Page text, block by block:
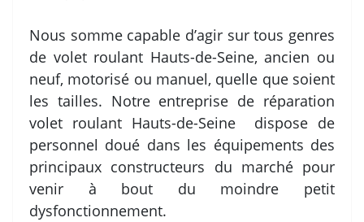
Nous somme capable d’agir sur tous genres
de volet roulant Hauts-de-Seine, ancien ou
neuf, motorisé ou manuel, quelle que soient
les tailles. Notre entreprise de réparation
volet roulant Hauts-de-Seine dispose de
personnel doué dans les équipements des
principaux constructeurs du marché pour
venir à bout du moindre petit
dysfonctionnement.